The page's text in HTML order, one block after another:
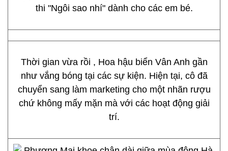
thi "Ngôi sao nhí" dành cho các em bé.
Thời gian vừa rồi , Hoa hậu biển Vân Anh gần
như vắng bóng tại các sự kiện. Hiện tại, cô đã
chuyển sang làm marketing cho một nhãn rượu
chứ không mấy mặn mà với các hoạt động giải
trí.